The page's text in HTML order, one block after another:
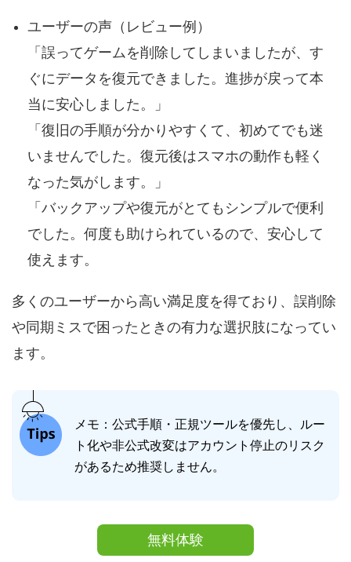
ユーザーの声（レビュー例）
「誤ってゲームを削除してしまいましたが、す
ぐにデータを復元できました。進捗が戻って本
当に安心しました。」
「復旧の手順が分かりやすくて、初めてでも迷
いませんでした。復元後はスマホの動作も軽く
なった気がします。」
「バックアップや復元がとてもシンプルで便利
でした。何度も助けられているので、安心して
使えます。
多くのユーザーから高い満足度を得ており、誤削除
や同期ミスで困ったときの有力な選択肢になってい
ます。
メモ：公式手順・正規ツールを優先し、ルー
ト化や非公式改変はアカウント停止のリスク
があるため推奨しません。
無料体験